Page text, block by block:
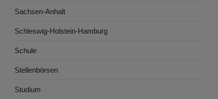
Sachsen-Anhalt
Schleswig-Holstein-Hamburg
Schule
Stellenbörsen
Studium